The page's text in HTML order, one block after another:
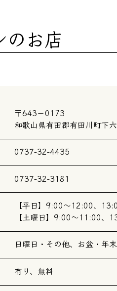
のお店
〒643－0173
和歌山県有田郡有田川町下
0737-32-4435
0737-32-3181
【平日】9:00～12:00、
【土曜日】9:00～11:00、
日曜日・その他、お盆・年
有り、無料